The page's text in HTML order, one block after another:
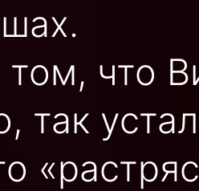
что
так